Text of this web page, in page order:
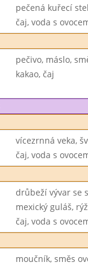
pečená kuřecí
čaj, voda s
pečivo, máslo,
kakao, čaj
vícezrnná veka,
čaj, voda s
drůbeží vývar se
mexický guláš,
čaj, voda s
moučník, směs